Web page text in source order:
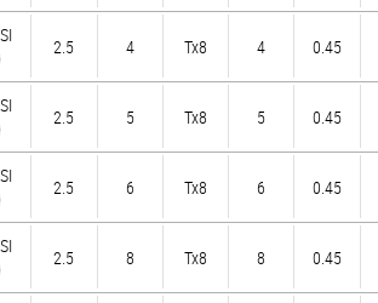
2.5 4 Tx8 4 0.45
2.5 5 Tx8 5 0.45
2.5 6 Tx8 6 0.45
2.5 8 Tx8 8 0.45